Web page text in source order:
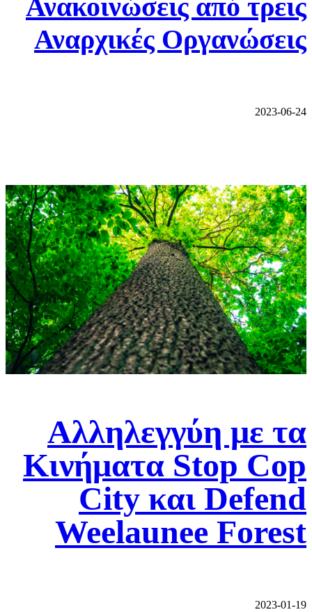
Ανακοινώσεις από τρεις
Αναρχικές Οργανώσεις
2023-06-24
Αλληλεγγύη με τα
Κινήματα Stop Cop
City και Defend
Weelaunee Forest
2023-01-19